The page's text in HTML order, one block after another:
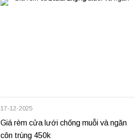
17-12-2025
Giá rèm cửa lưới chống muỗi và ngăn
côn trùng 450k